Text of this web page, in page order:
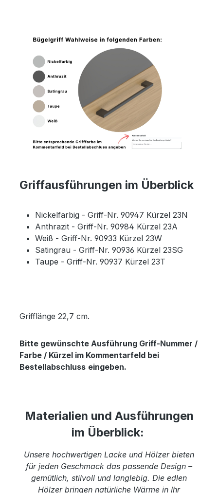
Griffausführungen im Überblick
Nickelfarbig - Griff-Nr. 90947 Kürzel 23N
Anthrazit - Griff-Nr. 90984 Kürzel 23A
Weiß - Griff-Nr. 90933 Kürzel 23W
Satingrau - Griff-Nr. 90936 Kürzel 23SG
Taupe - Griff-Nr. 90937 Kürzel 23T
Grifflänge 22,7 cm.
Bitte gewünschte Ausführung Griff-Nummer /
Farbe / Kürzel im Kommentarfeld bei
Bestellabschluss eingeben.
Materialien und Ausführungen
im Überblick:
Unsere hochwertigen Lacke und Hölzer bieten
für jeden Geschmack das passende Design –
gemütlich, stilvoll und langlebig. Die edlen
Hölzer bringen natürliche Wärme in Ihr